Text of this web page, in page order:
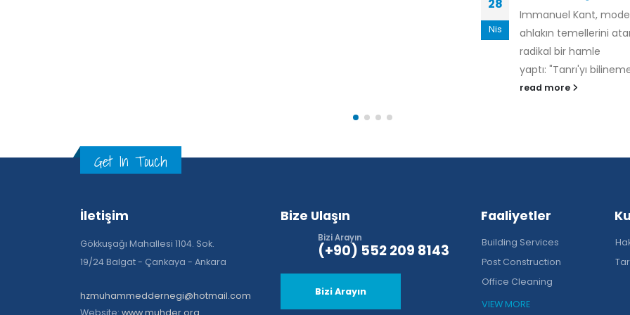
26
Mar
Yıl 2025. Gençler,
gördükleri
karşı seslerini
1970’li yıllarda...
read more
Get In Touch
İletişim
Gökkuşağı Mahallesi 1104. Sok.
19/24 Balgat - Çankaya - Ankara
hzmuhammeddernegi@hotmail.com
Website: www.muhder.org
Bize Ulaşın
Bizi Arayın
(+90) 552 209 8143
Bizi Arayın
Faaliyetler
Building Services
Post Construction
Office Cleaning
VIEW MORE